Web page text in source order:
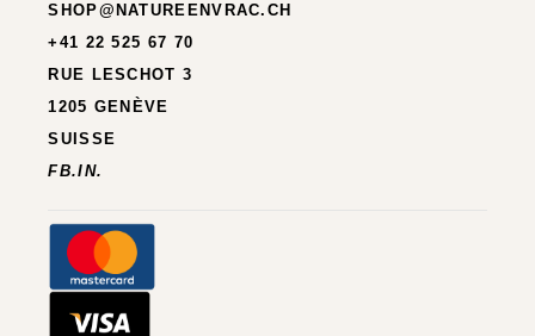
SHOP@NATUREENVRAC.CH
+41 22 525 67 70
RUE LESCHOT 3
1205 GENÈVE
SUISSE
FB.IN.